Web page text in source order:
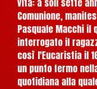
Comunione,
Pasquale Macchi il
interrogato il
così l'Eucaristia il
un punto fermo
quotidiana alla